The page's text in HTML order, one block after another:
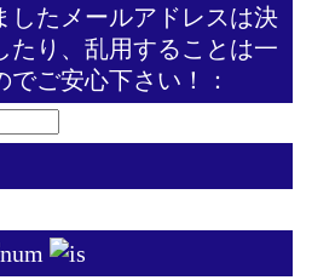
したメールアドレスは決
たり、乱用することは一
ご安心下さい！：